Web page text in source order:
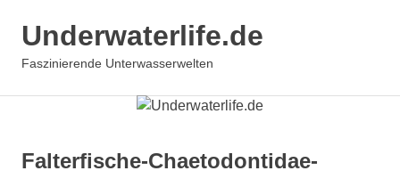
InhaltUnderwaterlife.de
Faszinierende Unterwasserwelten
Falterfische-Chaetodontidae-